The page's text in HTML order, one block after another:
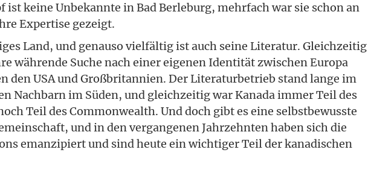
ist keine Unbekannte in Bad Berleburg, mehrfach war sie schon an
Expertise gezeigt.
Land, und genauso vielfältig ist auch seine Literatur. Gleichzeitig
währende Suche nach einer eigenen Identität zwischen Europa
den USA und Großbritannien. Der Literaturbetrieb stand lange im
Nachbarn im Süden, und gleichzeitig war Kanada immer Teil des
Teil des Commonwealth. Und doch gibt es eine selbstbewusste
und in den vergangenen Jahrzehnten haben sich die
emanzipiert und sind heute ein wichtiger Teil der kanadischen